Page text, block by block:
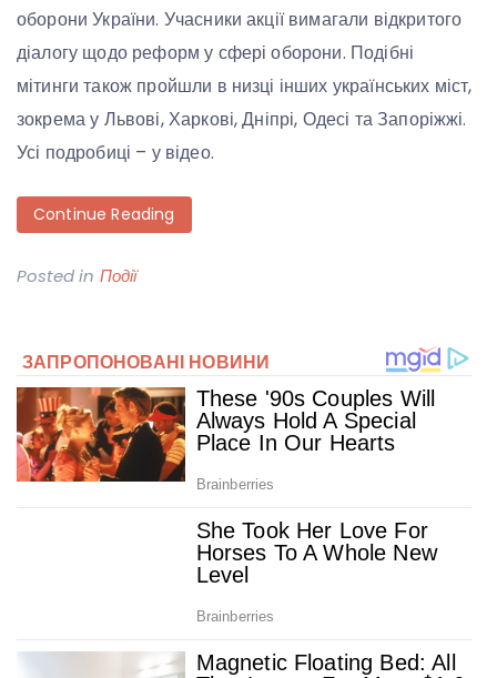
оборони України. Учасники акції вимагали відкритого
діалогу щодо реформ у сфері оборони. Подібні
мітинги також пройшли в низці інших українських міст,
зокрема у Львові, Харкові, Дніпрі, Одесі та Запоріжжі.
Усі подробиці – у відео.
Continue Reading
Posted in Події